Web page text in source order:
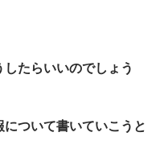
したらいいのでしょう
ついて書いていこうと